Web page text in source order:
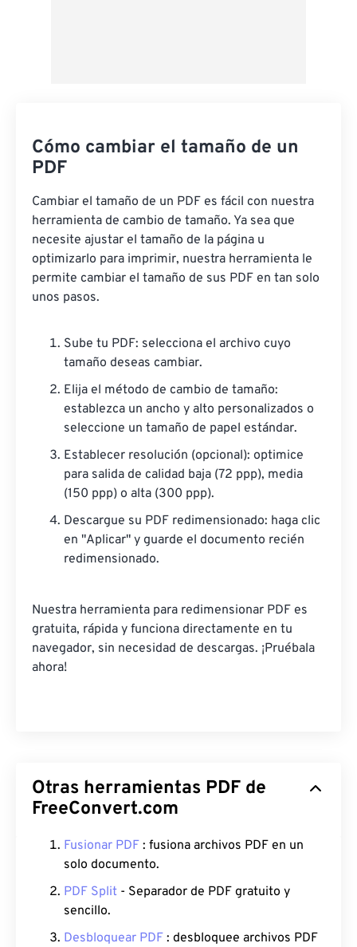
Cómo cambiar el tamaño de un
PDF
Cambiar el tamaño de un PDF es fácil con nuestra
herramienta de cambio de tamaño. Ya sea que
necesite ajustar el tamaño de la página u
optimizarlo para imprimir, nuestra herramienta le
permite cambiar el tamaño de sus PDF en tan solo
unos pasos.
Sube tu PDF: selecciona el archivo cuyo
tamaño deseas cambiar.
Elija el método de cambio de tamaño:
establezca un ancho y alto personalizados o
seleccione un tamaño de papel estándar.
Establecer resolución (opcional): optimice
para salida de calidad baja (72 ppp), media
(150 ppp) o alta (300 ppp).
Descargue su PDF redimensionado: haga clic
en "Aplicar" y guarde el documento recién
redimensionado.
Nuestra herramienta para redimensionar PDF es
gratuita, rápida y funciona directamente en tu
navegador, sin necesidad de descargas. ¡Pruébala
ahora!
Otras herramientas PDF de
FreeConvert.com
Fusionar PDF : fusiona archivos PDF en un
solo documento.
PDF Split - Separador de PDF gratuito y
sencillo.
Desbloquear PDF : desbloquee archivos PDF